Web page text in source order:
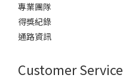
專業團隊
得獎紀錄
通路資訊
Customer Service